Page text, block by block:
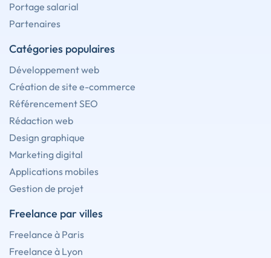
Portage salarial
Partenaires
Catégories populaires
Développement web
Création de site e-commerce
Référencement SEO
Rédaction web
Design graphique
Marketing digital
Applications mobiles
Gestion de projet
Freelance par villes
Freelance à Paris
Freelance à Lyon